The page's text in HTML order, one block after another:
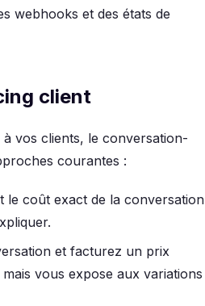
webhooks et des états de
client
vos clients, le conversation-
courantes :
coût exact de la conversation
et facturez un prix
vous expose aux variations